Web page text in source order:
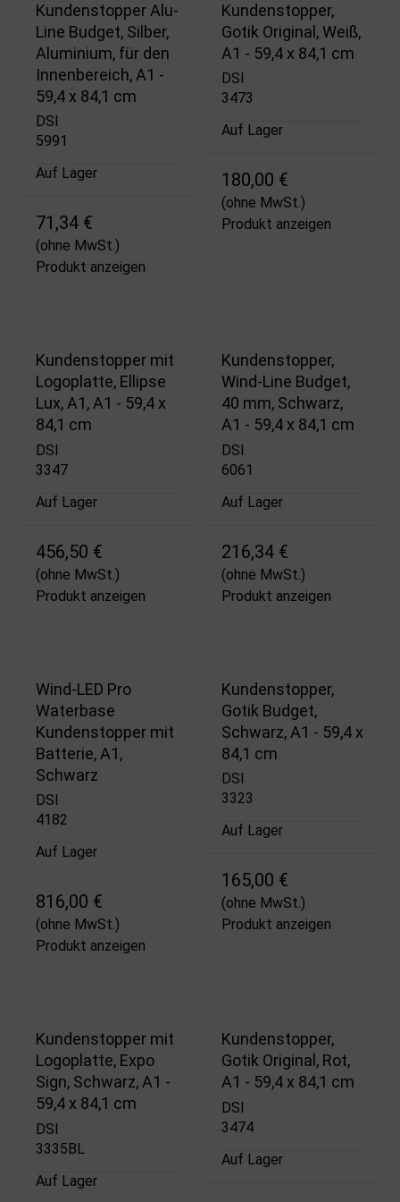
Kundenstopper Alu-
Line Budget, Silber,
Aluminium, für den
Innenbereich, A1 -
59,4 x 84,1 cm
DSI
5991
Auf Lager
71,34 €
(ohne MwSt.)
Produkt anzeigen
Kundenstopper,
Gotik Original, Weiß,
A1 - 59,4 x 84,1 cm
DSI
3473
Auf Lager
180,00 €
(ohne MwSt.)
Produkt anzeigen
Kundenstopper mit
Logoplatte, Ellipse
Lux, A1, A1 - 59,4 x
84,1 cm
DSI
3347
Auf Lager
456,50 €
(ohne MwSt.)
Produkt anzeigen
Kundenstopper,
Wind-Line Budget,
40 mm, Schwarz,
A1 - 59,4 x 84,1 cm
DSI
6061
Auf Lager
216,34 €
(ohne MwSt.)
Produkt anzeigen
Wind-LED Pro
Waterbase
Kundenstopper mit
Batterie, A1,
Schwarz
DSI
4182
Auf Lager
816,00 €
(ohne MwSt.)
Produkt anzeigen
Kundenstopper,
Gotik Budget,
Schwarz, A1 - 59,4 x
84,1 cm
DSI
3323
Auf Lager
165,00 €
(ohne MwSt.)
Produkt anzeigen
Kundenstopper mit
Logoplatte, Expo
Sign, Schwarz, A1 -
59,4 x 84,1 cm
DSI
3335BL
Auf Lager
Kundenstopper,
Gotik Original, Rot,
A1 - 59,4 x 84,1 cm
DSI
3474
Auf Lager